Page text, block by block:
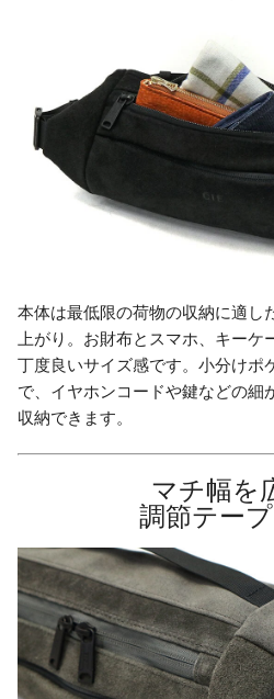
本体は最低限の荷物の収納に適し
上がり。お財布とスマホ、キーケ
丁度良いサイズ感です。小分けポ
で、イヤホンコードや鍵などの細
収納できます。
マチ幅を
調節テー